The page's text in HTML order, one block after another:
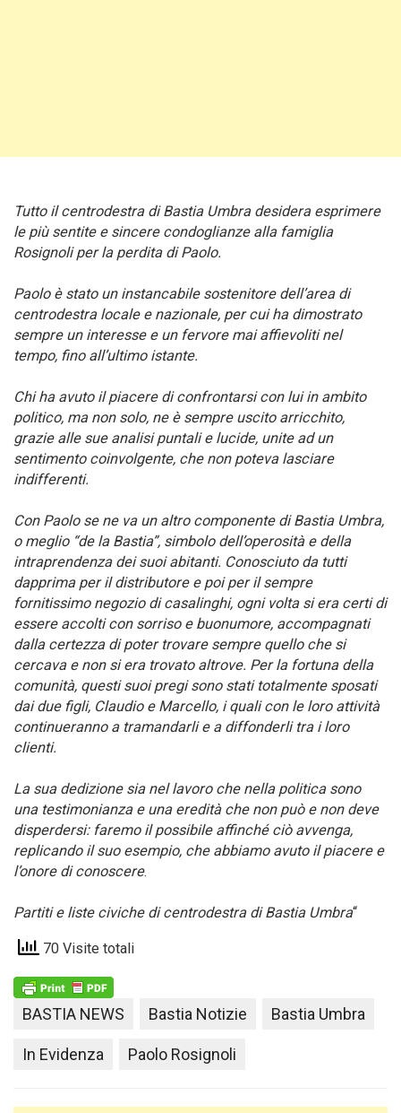
Tutto il centrodestra di Bastia Umbra desidera esprimere
le più sentite e sincere condoglianze alla famiglia
Rosignoli per la perdita di Paolo.
Paolo è stato un instancabile sostenitore dell’area di
centrodestra locale e nazionale, per cui ha dimostrato
sempre un interesse e un fervore mai affievoliti nel
tempo, fino all’ultimo istante.
Chi ha avuto il piacere di confrontarsi con lui in ambito
politico, ma non solo, ne è sempre uscito arricchito,
grazie alle sue analisi puntali e lucide, unite ad un
sentimento coinvolgente, che non poteva lasciare
indifferenti.
Con Paolo se ne va un altro componente di Bastia Umbra,
o meglio “de la Bastia”, simbolo dell’operosità e della
intraprendenza dei suoi abitanti. Conosciuto da tutti
dapprima per il distributore e poi per il sempre
fornitissimo negozio di casalinghi, ogni volta si era certi di
essere accolti con sorriso e buonumore, accompagnati
dalla certezza di poter trovare sempre quello che si
cercava e non si era trovato altrove. Per la fortuna della
comunità, questi suoi pregi sono stati totalmente sposati
dai due figli, Claudio e Marcello, i quali con le loro attività
continueranno a tramandarli e a diffonderli tra i loro
clienti.
La sua dedizione sia nel lavoro che nella politica sono
una testimonianza e una eredità che non può e non deve
disperdersi: faremo il possibile affinché ciò avvenga,
replicando il suo esempio, che abbiamo avuto il piacere e
l’onore di conoscere.
Partiti e liste civiche di centrodestra di Bastia Umbra“
70 Visite totali
BASTIA NEWS Bastia Notizie Bastia Umbra
In Evidenza Paolo Rosignoli